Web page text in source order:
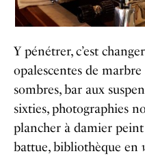
Y pénétrer, c’est
opalescentes de
sombres, bar aux
sixties, photographies
plancher à damier
battue, bibliothèque en